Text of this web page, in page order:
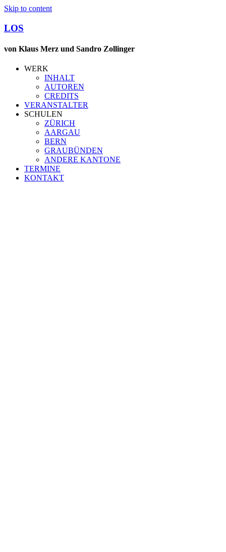
Skip to content
LOS
von Klaus Merz und Sandro Zollinger
WERK
INHALT
AUTOREN
CREDITS
VERANSTALTER
SCHULEN
ZÜRICH
AARGAU
BERN
GRAUBÜNDEN
ANDERE KANTONE
TERMINE
KONTAKT